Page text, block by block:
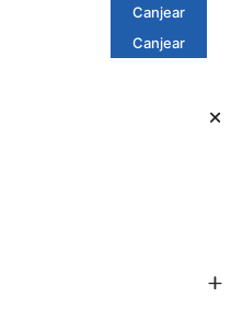
Canjear
Canjear